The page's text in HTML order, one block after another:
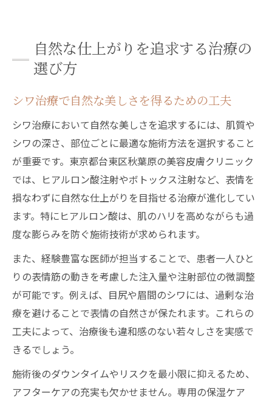
自然な仕上がりを追求する治療の
選び方
シワ治療で自然な美しさを得るための工夫
シワ治療において自然な美しさを追求するには、肌質や
シワの深さ、部位ごとに最適な施術方法を選択すること
が重要です。東京都台東区秋葉原の美容皮膚クリニック
では、ヒアルロン酸注射やボトックス注射など、表情を
損なわずに自然な仕上がりを目指せる治療が進化してい
ます。特にヒアルロン酸は、肌のハリを高めながらも過
度な膨らみを防ぐ施術技術が求められます。
また、経験豊富な医師が担当することで、患者一人ひと
りの表情筋の動きを考慮した注入量や注射部位の微調整
が可能です。例えば、目尻や眉間のシワには、過剰な治
療を避けることで表情の自然さが保たれます。これらの
工夫によって、治療後も違和感のない若々しさを実感で
きるでしょう。
施術後のダウンタイムやリスクを最小限に抑えるため、
アフターケアの充実も欠かせません。専用の保湿ケア